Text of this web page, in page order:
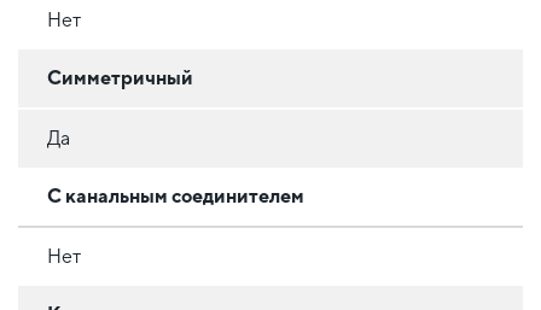
Нет
Симметричный
Да
С канальным соединителем
Нет